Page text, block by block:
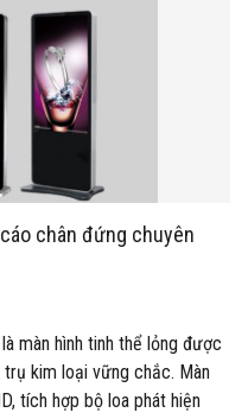
Tất nhiên, từ khi tiếp nhận
một khoảng thời gian chờ
gọi được xuống lễ tân
gian này khiến khách hàng
chân đứng chuyên
màn hình tinh thể lỏng được
kim loại vững chắc. Màn
tích hợp bộ loa phát hiện